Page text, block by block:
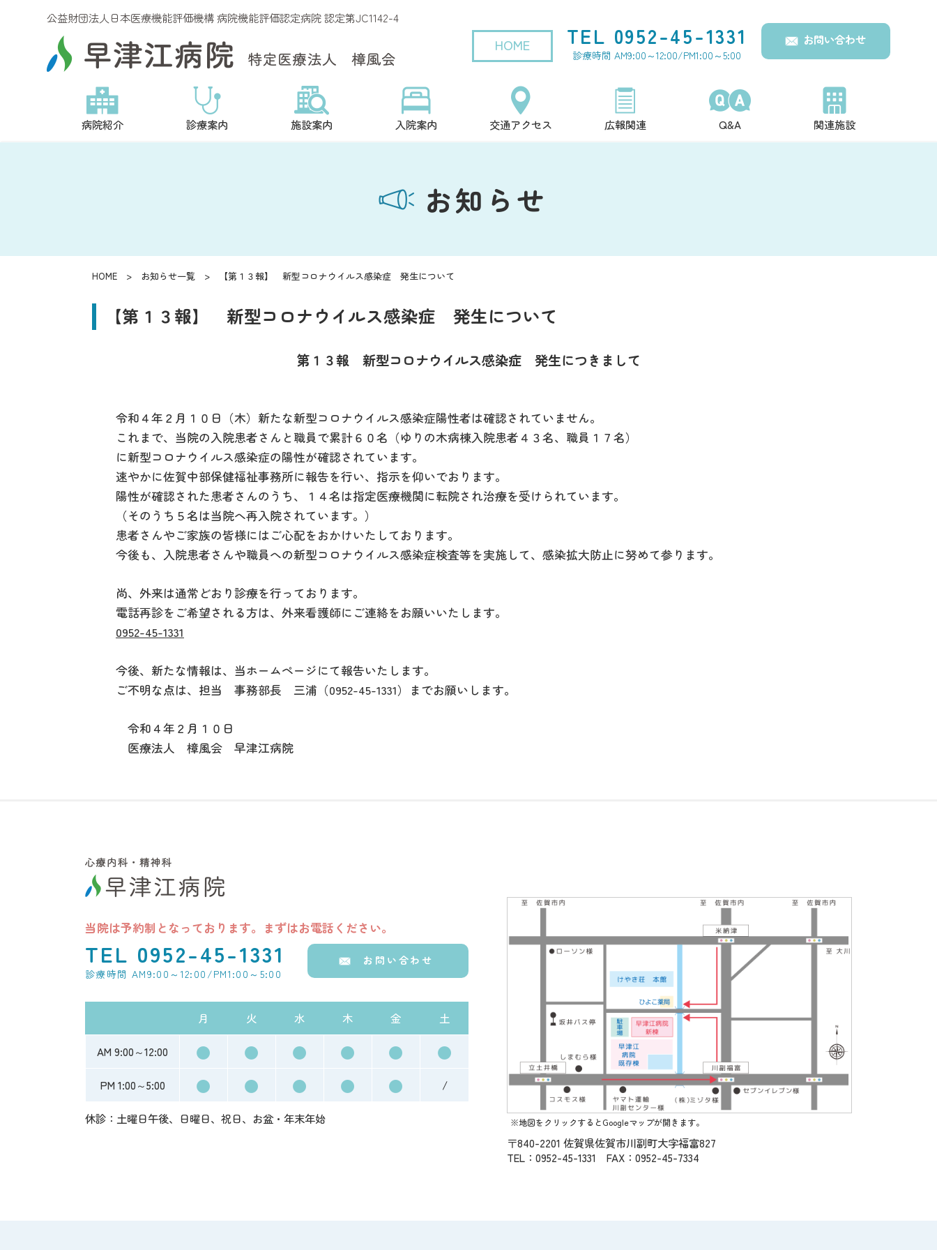
公益財団法人日本医療機能評価機構 病院機能評価認定病院 認定第JC1142-4
HOME TEL 0952-45-1331
診療時間 AM9:00～12:00/PM1:00～5:00
お問い合わせ
病院紹介 診療案内 施設案内 入院案内 交通アクセス 広報関連 Q&A 関連施設
お知らせ
HOME > お知らせ一覧 > 【第１３報】 新型コロナウイルス感染症 発生について
【第１３報】 新型コロナウイルス感染症 発生について
第１３報 新型コロナウイルス感染症 発生につきまして
令和４年２月１０日（木）新たな新型コロナウイルス感染症陽性者は確認されていません。
これまで、当院の入院患者さんと職員で累計６０名（ゆりの木病棟入院患者４３名、職員１７名）
に新型コロナウイルス感染症の陽性が確認されています。
速やかに佐賀中部保健福祉事務所に報告を行い、指示を仰いでおります。
陽性が確認された患者さんのうち、１４名は指定医療機関に転院され治療を受けられています。
（そのうち５名は当院へ再入院されています。）
患者さんやご家族の皆様にはご心配をおかけいたしております。
今後も、入院患者さんや職員への新型コロナウイルス感染症検査等を実施して、感染拡大防止に努めて参ります。
尚、外来は通常どおり診療を行っております。
電話再診をご希望される方は、外来看護師にご連絡をお願いいたします。
0952-45-1331
今後、新たな情報は、当ホームページにて報告いたします。
ご不明な点は、担当 事務部長 三浦（0952-45-1331）までお願いします。
令和４年２ 月１０日
医療法人 樟風会 早津江病院
当院は予約制となっております。 まずはお電話ください。
TEL 0952-45-1331
診療時間 AM9:00～12:00/PM1:00～5:00
お問い合わせ
月 火 水 木 金 土
AM 9:00～12:00 ● ● ● ● ● ●
PM 1:00～5:00 ● ● ● ● ● /
休診：土曜日午後、日曜日、祝日、お盆・年末年始 ※地図をクリックするとGoogleマップが開きます。
〒840-2201 佐賀県佐賀市川副町大字福富827
TEL：0952-45-1331 FAX：0952-45-7334